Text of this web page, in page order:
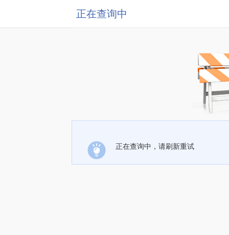
正在查询中
正在查询中，请刷新重试